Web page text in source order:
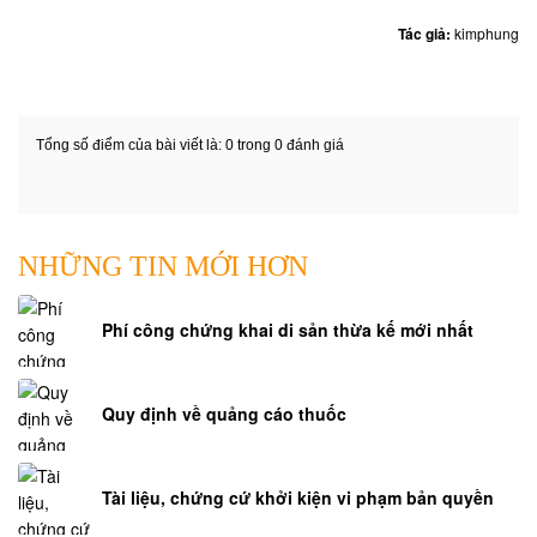
khi
vấn
tranh
chấp
tài
sản
chung
sau
ly
hôn
Thỏa
Tác giả: kimphung
Tổng số điểm của bài viết là: 0 trong 0 đánh giá
NHỮNG TIN MỚI HƠN
Phí công chứng khai di sản thừa kế mới nhất
Quy định về quảng cáo thuốc
Tài liệu, chứng cứ khởi kiện vi phạm bản quyền